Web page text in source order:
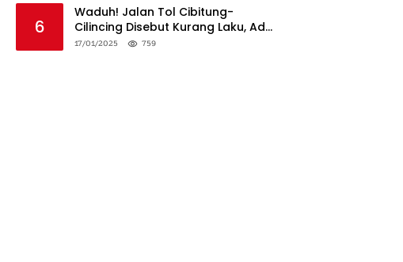
6
Waduh! Jalan Tol Cibitung-
Cilincing Disebut Kurang Laku, Ada
Apa?
17/01/2025 759